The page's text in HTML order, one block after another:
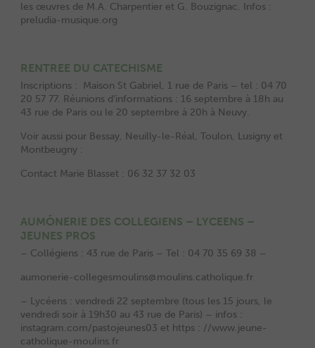
les œuvres de M.A. Charpentier et G. Bouzignac. Infos :
preludia-musique.org
RENTREE DU CATECHISME
Inscriptions : Maison St Gabriel, 1 rue de Paris – tel : 04 70
20 57 77. Réunions d’informations : 16 septembre à 18h au
43 rue de Paris ou le 20 septembre à 20h à Neuvy.
Voir aussi pour Bessay, Neuilly-le-Réal, Toulon, Lusigny et
Montbeugny :
Contact Marie Blasset : 06 32 37 32 03
AUMÔNERIE DES COLLEGIENS – LYCEENS –
JEUNES PROS
– Collégiens : 43 rue de Paris – Tel : 04 70 35 69 38 –
aumonerie-collegesmoulins@moulins.catholique.fr
– Lycéens : vendredi 22 septembre (tous les 15 jours, le
vendredi soir à 19h30 au 43 rue de Paris) – infos :
instagram.com/pastojeunes03 et https : //www.jeune-
catholique-moulins.fr